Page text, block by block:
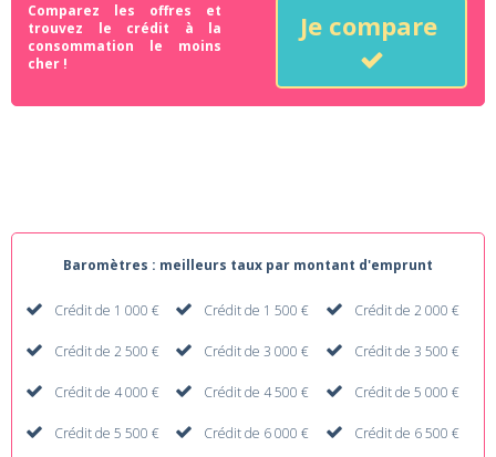
Comparez les offres et
trouvez le crédit à la
consommation le moins
cher !
Je compare
Baromètres : meilleurs taux par montant d'emprunt
Crédit de 1 000 € Crédit de 1 500 € Crédit de 2 000 €
Crédit de 2 500 € Crédit de 3 000 € Crédit de 3 500 €
Crédit de 4 000 € Crédit de 4 500 € Crédit de 5 000 €
Crédit de 5 500 € Crédit de 6 000 € Crédit de 6 500 €